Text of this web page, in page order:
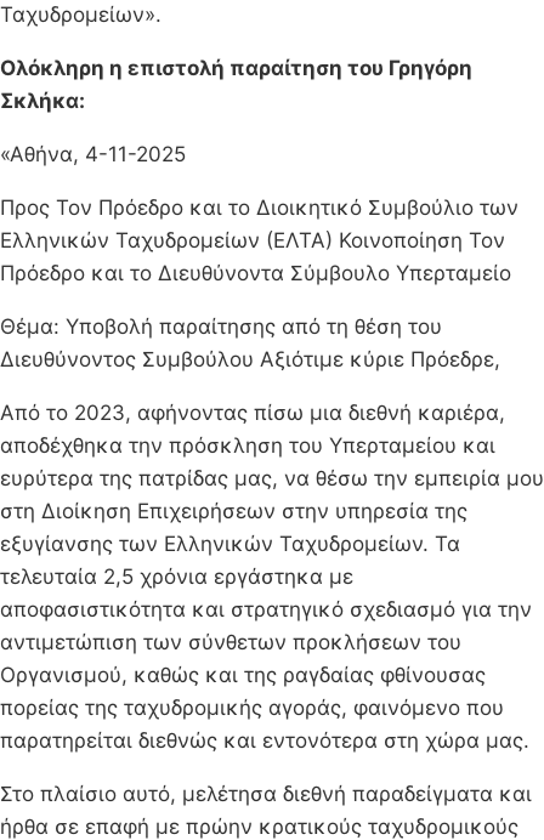
Ταχυδρομείων».
Ολόκληρη η επιστολή παραίτηση του Γρηγόρη
Σκλήκα:
«Αθήνα, 4-11-2025
Προς Τον Πρόεδρο και το Διοικητικό Συμβούλιο των
Ελληνικών Ταχυδρομείων (ΕΛΤΑ) Κοινοποίηση Τον
Πρόεδρο και το Διευθύνοντα Σύμβουλο Υπερταμείο
Θέμα: Υποβολή παραίτησης από τη θέση του
Διευθύνοντος Συμβούλου Αξιότιμε κύριε Πρόεδρε,
Από το 2023, αφήνοντας πίσω μια διεθνή καριέρα,
αποδέχθηκα την πρόσκληση του Υπερταμείου και
ευρύτερα της πατρίδας μας, να θέσω την εμπειρία μου
στη Διοίκηση Επιχειρήσεων στην υπηρεσία της
εξυγίανσης των Ελληνικών Ταχυδρομείων. Τα
τελευταία 2,5 χρόνια εργάστηκα με
αποφασιστικότητα και στρατηγικό σχεδιασμό για την
αντιμετώπιση των σύνθετων προκλήσεων του
Οργανισμού, καθώς και της ραγδαίας φθίνουσας
πορείας της ταχυδρομικής αγοράς, φαινόμενο που
παρατηρείται διεθνώς και εντονότερα στη χώρα μας.
Στο πλαίσιο αυτό, μελέτησα διεθνή παραδείγματα και
ήρθα σε επαφή με πρώην κρατικούς ταχυδρομικούς